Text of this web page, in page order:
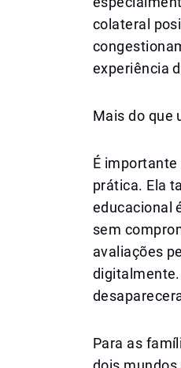
colateral
experiência
Mais do que
É
prática. Ela
educacional
sem
avaliações
Para as